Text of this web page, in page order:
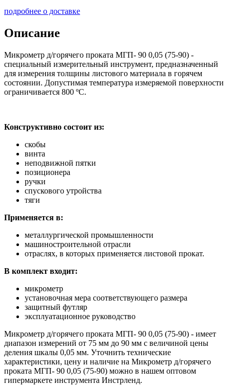
подробнее о доставке
Описание
Микрометр д/горячего проката МГП- 90 0,05 (75-90) -
специальный измерительный инструмент, предназначенный
для измерения толщины листового материала в горячем
состоянии. Допустимая температура измеряемой поверхности
ограничивается 800 ºС.
Конструктивно состоит из:
скобы
винта
неподвижной пятки
позиционера
ручки
спускового утройства
тяги
Применяется в:
металлургической промышленности
машиностроительной отрасли
отраслях, в которых применяется листовой прокат.
В комплект входит:
микрометр
установочная мера соответствующего размера
защитный футляр
эксплуатационное руководство
Микрометр д/горячего проката МГП- 90 0,05 (75-90) - имеет
диапазон измерений от 75 мм до 90 мм с величиной цены
деления шкалы 0,05 мм. Уточнить технические
характеристики, цену и наличие на Микрометр д/горячего
проката МГП- 90 0,05 (75-90) можно в нашем оптовом
гипермаркете инструмента Инстрленд.